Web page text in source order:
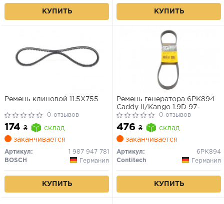
КУПИТЬ КУПИТЬ
Ремень клиновой 11.5X755
0 отзывов
174 ₴
склад
заканчивается
Артикул:
1 987 947 781
BOSCH
Германия
КУПИТЬ
Ремень генератора 6PK894
Caddy II/Kango 1.9D 97-
0 отзывов
476 ₴
склад
заканчивается
Артикул:
6PK894
Contitech
Германия
КУПИТЬ